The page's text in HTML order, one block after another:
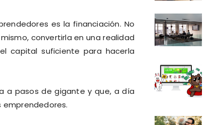
es la financiación. No
convertirla en una realidad
capital suficiente para hacerla
a pasos de gigante y que, a día
emprendedores.